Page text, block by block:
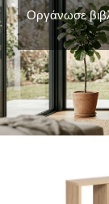
Οργάνωσε